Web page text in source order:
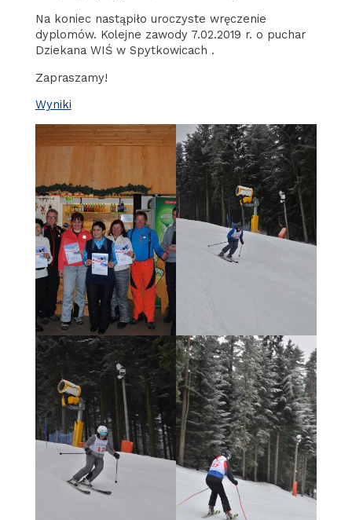
Na koniec nastąpiło uroczyste wręczenie
dyplomów. Kolejne zawody 7.02.2019 r. o puchar
Dziekana WIŚ w Spytkowicach .
Zapraszamy!
Wyniki